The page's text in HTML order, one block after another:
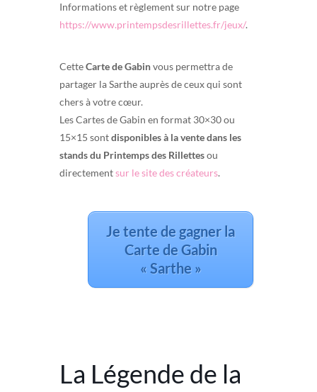
Informations et règlement sur notre page
https://www.printempsdesrillettes.fr/jeux/.
CetteCarte de Gabinvous permettra de
partager la Sarthe auprès de ceux qui sont
chers à votre cœur.
Les Cartes de Gabin en format 30×30 ou
15×15 sontdisponibles à la vente dans les
stands du Printemps des Rillettesou
directementsur le site des créateurs.
Je tente de gagner la
Carte de Gabin
« Sarthe »
La Légende de la